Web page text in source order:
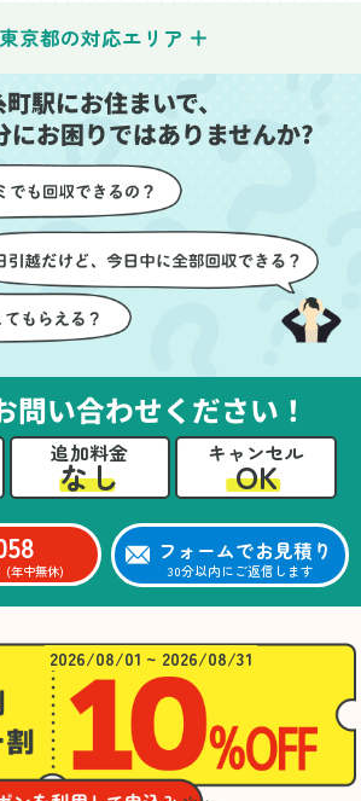
ていた
迅速か
いただ
かった
れが必
ながら
、安心
お任せ
に、作
全体を
、まる
な清潔
ちらも安心感を持って作
壁や床を傷つけないよう
に細心の注意を払ってい
ただき、家全体がスムー
ズに片付いていくのがと
ても嬉しかったです。作
業が終わった後には、こ
ちらからお願いしなくて
も部屋を簡単に清掃して
いただけたのも好印象で
した。
いても教えていただき、
今後の片付けにも役立つ
知識が増えました。また
何かあれば、ぜひお願い
心のこもったサービスを
ありがとうございまし
た。
東京都の対応エリア
駅にお住まいで、
にお困りではありませんか?
問い合わせください！
追加料金
なし
キャンセル
OK
(年中無休)
フォームでお見積り
30分以内にご返信します
2026/08/01 ~ 2026/08/31